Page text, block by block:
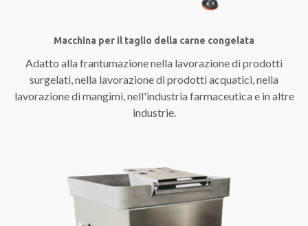
Macchina per il taglio della carne congelata
Adatto alla frantumazione nella lavorazione di prodotti
surgelati, nella lavorazione di prodotti acquatici, nella
lavorazione di mangimi, nell'industria farmaceutica e in altre
industrie.